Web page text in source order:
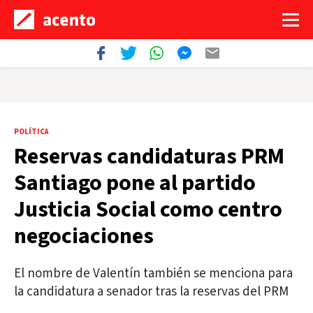
POLÍTICA
Reservas candidaturas PRM
Santiago pone al partido
Justicia Social como centro
negociaciones
El nombre de Valentín también se menciona para
la candidatura a senador tras la reservas del PRM